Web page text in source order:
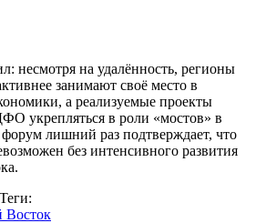
несмотря на удалённость, регионы
занимают своё место в
а реализуемые проекты
укрепляться в роли «мостов» в
лишний раз подтверждает, что
без интенсивного развития
Теги:
Восток